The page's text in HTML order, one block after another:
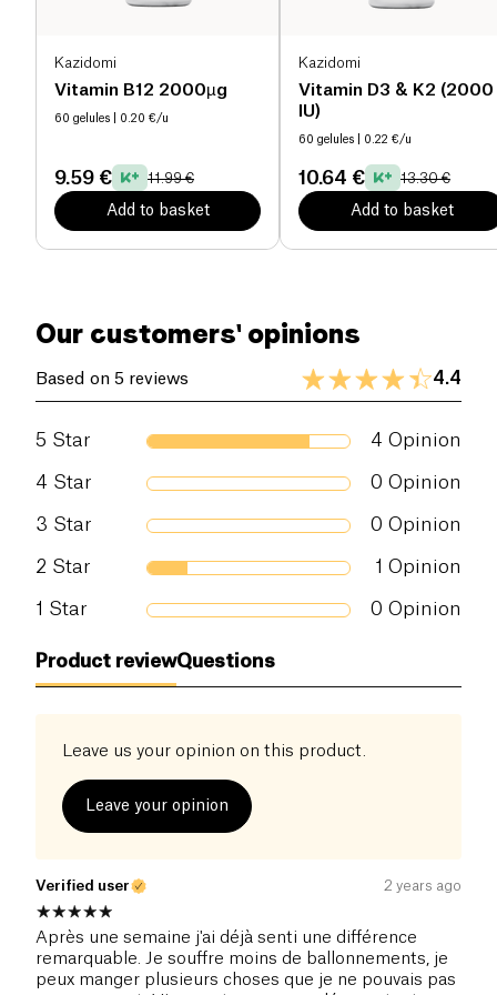
Kazidomi
Vitamin B12 2000µg
60 gelules | 0.20 €/u
9.59 € 11.99 €
Add to basket
Kazidomi
Vitamin D3 & K2 (2000
IU)
60 gelules | 0.22 €/u
10.64 € 13.30 €
Add to basket
Our customers' opinions
Based on 5 reviews 4.4
5 Star 4 Opinion
4 Star 0 Opinion
3 Star 0 Opinion
2 Star 1 Opinion
1 Star 0 Opinion
Product reviewQuestions
Leave us your opinion on this product.
Leave your opinion
Verified user 2 years ago
Après une semaine j'ai déjà senti une différence
remarquable. Je souffre moins de ballonnements, je
peux manger plusieurs choses que je ne pouvais pas